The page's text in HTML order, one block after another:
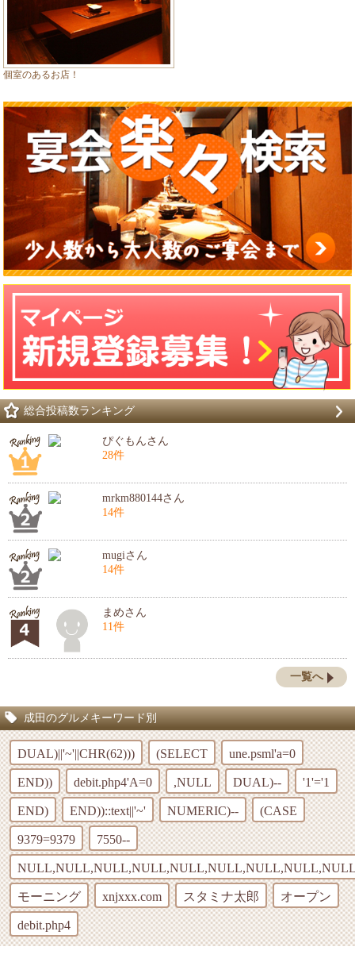
個室のあるお店！
総合投稿数ランキング
ぴぐもんさん
28件
mrkm880144さん
14件
mugiさん
14件
まめさん
11件
一覧へ
成田のグルメキーワード別
DUAL)||'~'||CHR(62))) (SELECT une.psml'a=0
END)) debit.php4'A=0 ,NULL DUAL)-- '1'='1
END) END))::text||'~' NUMERIC)-- (CASE
9379=9379 7550--
モーニング xnjxxx.com スタミナ太郎 オープン
debit.php4